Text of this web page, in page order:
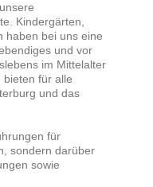
Kindergärten,
haben bei uns eine
und vor
im Mittelalter
bieten für alle
und das
für
sondern darüber
sowie